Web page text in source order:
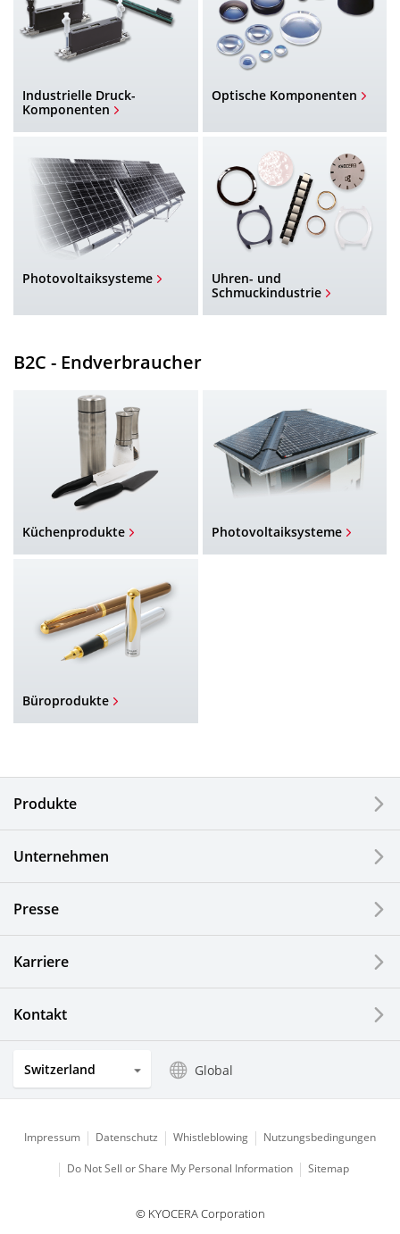
Industrielle Druck-
Komponenten
Optische Komponenten
Photovoltaiksysteme
Uhren- und
Schmuckindustrie
B2C - Endverbraucher
Küchenprodukte Photovoltaiksysteme
Büroprodukte
Produkte
Unternehmen
Presse
Karriere
Kontakt
Switzerland Global
Impressum Datenschutz Whistleblowing Nutzungsbedingungen
Do Not Sell or Share My Personal Information Sitemap
© KYOCERA Corporation